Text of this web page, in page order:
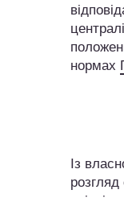
нормах
Із